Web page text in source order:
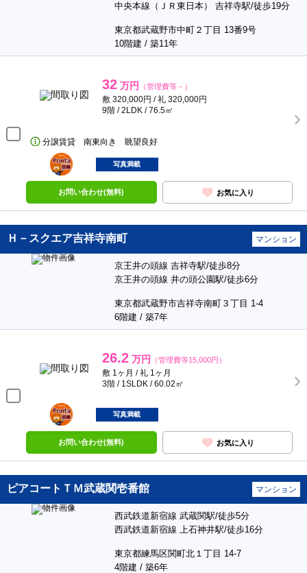
中央本線（ＪＲ東日本） 吉祥寺駅/徒歩19分
東京都武蔵野市中町２丁目 13番9号
10階建 / 築11年
32 万円 （管理費等－）
敷 320,000円 / 礼 320,000円
9階 / 2LDK / 76.5㎡
分譲賃貸 南東向き 眺望良好
ポンタ
部屋
写真満載
お問い合わせ(無料) お気に入り
Ｈ－スクエア吉祥寺南町 マンション
京王井の頭線 吉祥寺駅/徒歩8分
京王井の頭線 井の頭公園駅/徒歩6分
東京都武蔵野市吉祥寺南町３丁目 1-4
6階建 / 築7年
26.2 万円 （管理費等15,000円）
敷 1ヶ月 / 礼 1ヶ月
3階 / 1SLDK / 60.02㎡
ポンタ
部屋
写真満載
お問い合わせ(無料) お気に入り
ピアコートＴＭ武蔵関壱番館 マンション
西武鉄道新宿線 武蔵関駅/徒歩5分
西武鉄道新宿線 上石神井駅/徒歩16分
東京都練馬区関町北１丁目 14-7
4階建 / 築6年